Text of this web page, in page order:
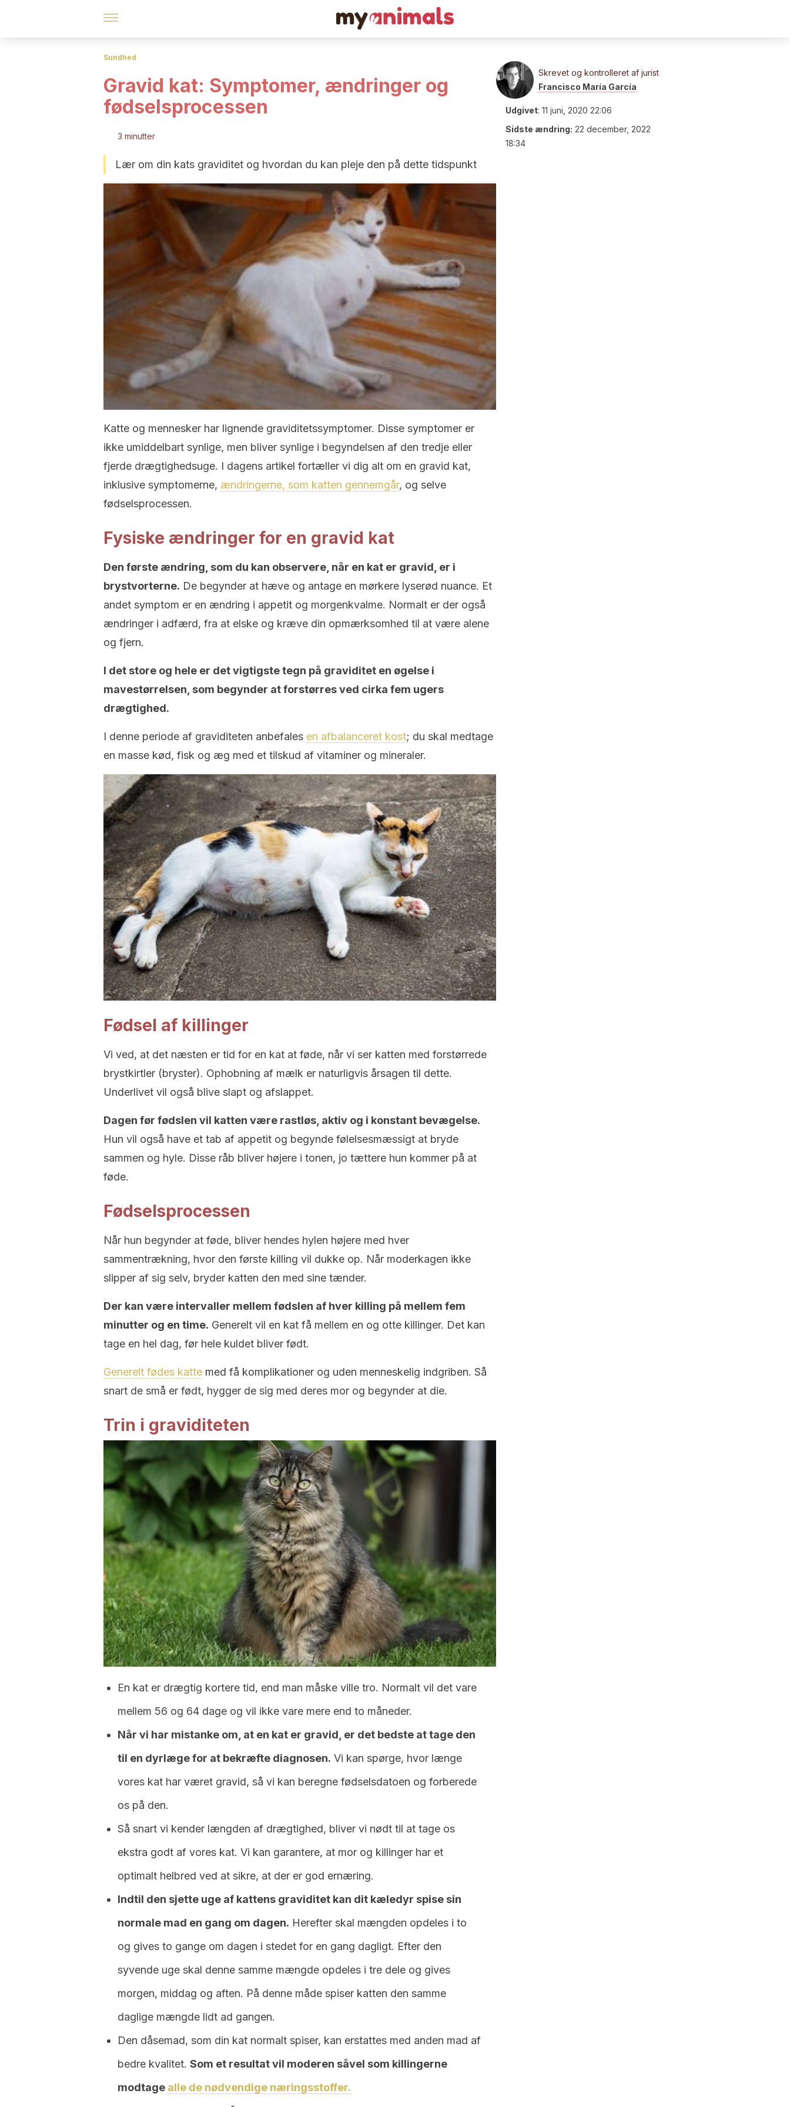
Sundhed
Gravid kat: Symptomer, ændringer og
fødselsprocessen
3 minutter
Lær om din kats graviditet og hvordan du kan pleje den på dette tidspunkt
Katte og mennesker har lignende graviditetssymptomer. Disse symptomer er
ikke umiddelbart synlige, men bliver synlige i begyndelsen af ​​den tredje eller
fjerde drægtighedsuge. I dagens artikel fortæller vi dig alt om en gravid kat,
inklusive symptomerne, ændringerne, som katten gennemgår, og selve
fødselsprocessen.
Fysiske ændringer for en gravid kat
Den første ændring, som du kan observere, når en kat er gravid, er i
brystvorterne. De begynder at hæve og antage en mørkere lyserød nuance. Et
andet symptom er en ændring i appetit og morgenkvalme. Normalt er der også
ændringer i adfærd, fra at elske og kræve din opmærksomhed til at være alene
og fjern.
I det store og hele er det vigtigste tegn på graviditet en øgelse i
mavestørrelsen, som begynder at forstørres ved cirka fem ugers
drægtighed.
I denne periode af graviditeten anbefales en afbalanceret kost; du skal medtage
en masse kød, fisk og æg med et tilskud af vitaminer og mineraler.
Fødsel af killinger
Vi ved, at det næsten er tid for en kat at føde, når vi ser katten med forstørrede
brystkirtler (bryster). Ophobning af mælk er naturligvis årsagen til dette.
Underlivet vil også blive slapt og afslappet.
Dagen før fødslen vil katten være rastløs, aktiv og i konstant bevægelse.
Hun vil også have et tab af appetit og begynde følelsesmæssigt at bryde
sammen og hyle. Disse råb bliver højere i tonen, jo tættere hun kommer på at
føde.
Fødselsprocessen
Når hun begynder at føde, bliver hendes hylen højere med hver
sammentrækning, hvor den første killing vil dukke op. Når moderkagen ikke
slipper af sig selv, bryder katten den med sine tænder.
Der kan være intervaller mellem fødslen af ​​hver killing på mellem fem
minutter og en time. Generelt vil en kat få mellem en og otte killinger. Det kan
tage en hel dag, før hele kuldet bliver født.
Generelt fødes katte med få komplikationer og uden menneskelig indgriben. Så
snart de små er født, hygger de sig med deres mor og begynder at die.
Trin i graviditeten
En kat er drægtig kortere tid, end man måske ville tro. Normalt vil det vare
mellem 56 og 64 dage og vil ikke vare mere end to måneder.
Når vi har mistanke om, at en kat er gravid, er det bedste at tage den
til en dyrlæge for at bekræfte diagnosen. Vi kan spørge, hvor længe
vores kat har været gravid, så vi kan beregne fødselsdatoen og forberede
os på den.
Så snart vi kender længden af ​​drægtighed, bliver vi nødt til at tage os
ekstra godt af vores kat. Vi kan garantere, at mor og killinger har et
optimalt helbred ved at sikre, at der er god ernæring.
Indtil den sjette uge af kattens graviditet kan dit kæledyr spise sin
normale mad en gang om dagen. Herefter skal mængden opdeles i to
og gives to gange om dagen i stedet for en gang dagligt. Efter den
syvende uge skal denne samme mængde opdeles i tre dele og gives
morgen, middag og aften. På denne måde spiser katten den samme
daglige mængde lidt ad gangen.
Den dåsemad, som din kat normalt spiser, kan erstattes med anden mad af
bedre kvalitet. Som et resultat vil moderen såvel som killingerne
modtage alle de nødvendige næringsstoffer.
Skrevet og kontrolleret af jurist
Francisco María García
Udgivet: 11 juni, 2020 22:06
Sidste ændring: 22 december, 2022
18:34